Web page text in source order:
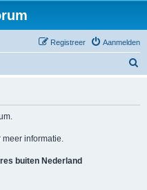
Aanmelden
Registreer
meer informatie.
buiten Nederland